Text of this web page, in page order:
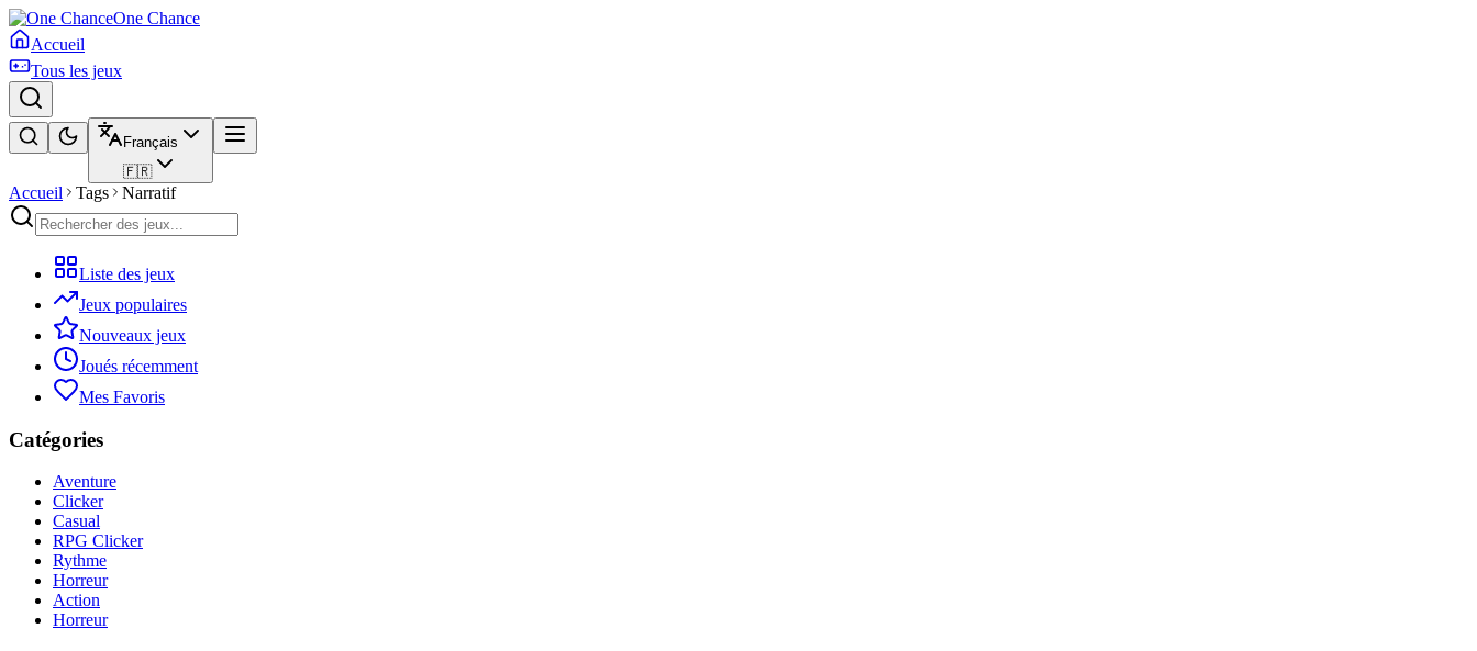
One Chance
Accueil
Tous les jeux
Français
🇫🇷
Accueil Tags Narratif
Liste des jeux
Jeux populaires
Nouveaux jeux
Joués récemment
Mes Favoris
Catégories
Aventure
Clicker
Casual
RPG Clicker
Rythme
Horreur
Action
Horreur